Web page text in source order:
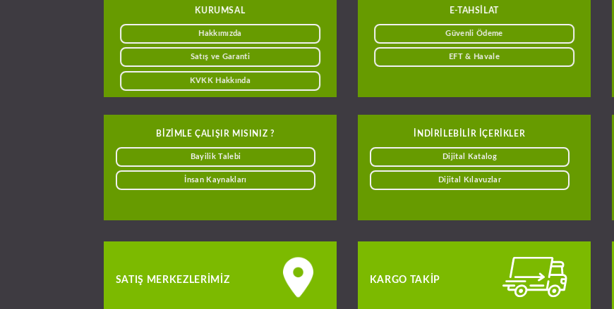
KURUMSAL
Hakkımızda
Satış ve Garanti
KVKK Hakkında
BIZIMLE ÇALIŞIR MISINIZ ?
Bayilik Talebi
İnsan Kaynakları
E-TAHSILAT
Güvenli Ödeme
EFT & Havale
INDIRILEBILIR IÇERIKLER
Dijital Katalog
Dijital Kılavuzlar
SATIŞ MERKEZLERIMIZ KARGO TAKIP